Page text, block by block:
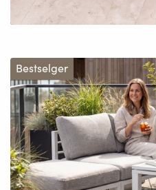
Bestselger